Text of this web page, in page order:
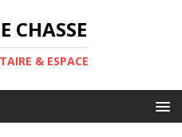
CHASSE
& ESPACE